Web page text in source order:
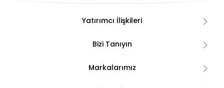
Yatırımcı İlişkileri
Bizi Tanıyın
Markalarımız